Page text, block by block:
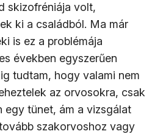
skizofréniája volt,
ki a családból. Ma már
is ez a problémája
években egyszerűen
tudtam, hogy valami nem
az orvosokra, csak
egy tünet, ám a vizsgálat
szakorvoshoz vagy